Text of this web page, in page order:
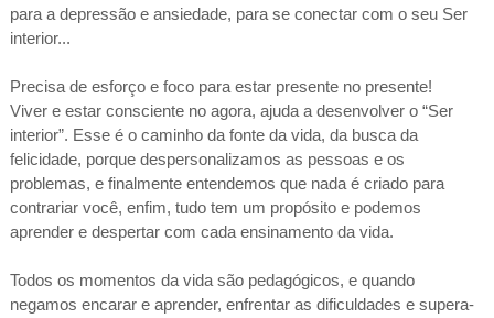
para a depressão e ansiedade, para se conectar com o seu Ser
interior...
Precisa de esforço e foco para estar presente no presente!
Viver e estar consciente no agora, ajuda a desenvolver o “Ser
interior”. Esse é o caminho da fonte da vida, da busca da
felicidade, porque despersonalizamos as pessoas e os
problemas, e finalmente entendemos que nada é criado para
contrariar você, enfim, tudo tem um propósito e podemos
aprender e despertar com cada ensinamento da vida.
Todos os momentos da vida são pedagógicos, e quando
negamos encarar e aprender, enfrentar as dificuldades e supera-